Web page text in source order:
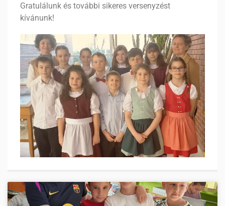
Gratulálunk és további sikeres versenyzést
kívánunk!